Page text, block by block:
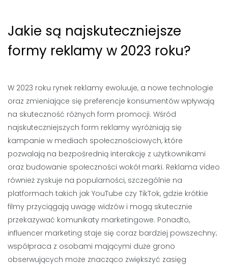
Jakie są najskuteczniejsze
formy reklamy w 2023 roku?
W 2023 roku rynek reklamy ewoluuje, a nowe technologie
oraz zmieniające się preferencje konsumentów wpływają
na skuteczność różnych form promocji. Wśród
najskuteczniejszych form reklamy wyróżniają się
kampanie w mediach społecznościowych, które
pozwalają na bezpośrednią interakcję z użytkownikami
oraz budowanie społeczności wokół marki. Reklama video
również zyskuje na popularności, szczególnie na
platformach takich jak YouTube czy TikTok, gdzie krótkie
filmy przyciągają uwagę widzów i mogą skutecznie
przekazywać komunikaty marketingowe. Ponadto,
influencer marketing staje się coraz bardziej powszechny;
współpraca z osobami mającymi duże grono
obserwujących może znacząco zwiększyć zasięg